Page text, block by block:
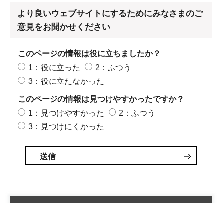
より良いウェブサイトにするためにみなさまのご
意見をお聞かせください
このページの情報は役に立ちましたか？
1：役に立った
2：ふつう
3：役に立たなかった
このページの情報は見つけやすかったですか？
1：見つけやすかった
2：ふつう
3：見つけにくかった